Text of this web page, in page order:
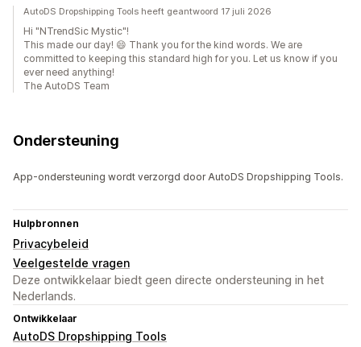
AutoDS Dropshipping Tools heeft geantwoord 17 juli 2026
Hi "NTrendSic Mystic"!
This made our day! 😄 Thank you for the kind words. We are
committed to keeping this standard high for you. Let us know if you
ever need anything!
The AutoDS Team
Ondersteuning
App-ondersteuning wordt verzorgd door AutoDS Dropshipping Tools.
Hulpbronnen
Privacybeleid
Veelgestelde vragen
Deze ontwikkelaar biedt geen directe ondersteuning in het
Nederlands.
Ontwikkelaar
AutoDS Dropshipping Tools